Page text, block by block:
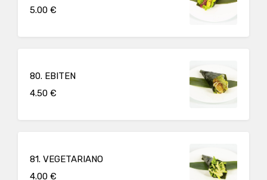
5.00 €
80. EBITEN
4.50 €
81. VEGETARIANO
4.00 €